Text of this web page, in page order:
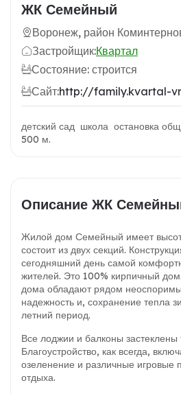
ЖК Семейный
Воронеж, район
Застройщик:Квартал
Состояние: строится
Сайт:http://family.kvartal-
детский сад школа остановка
500 м.
Описание ЖК
Жилой дом Семейный имеет
состоит из двух секций.
сегодняшний день самой
жителей. Это 100% кирпичный
дома обладают рядом
надежность и, сохранение тепла
летний период.
Все лоджии и балконы
Благоустройство, как всегда,
озеленение и различные игровые
отдыха.